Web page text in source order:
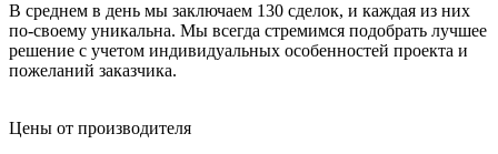
В среднем в день мы заключаем 130 сделок, и каждая из них
по-своему уникальна. Мы всегда стремимся подобрать лучшее
решение с учетом индивидуальных особенностей проекта и
пожеланий заказчика.
Цены от производителя